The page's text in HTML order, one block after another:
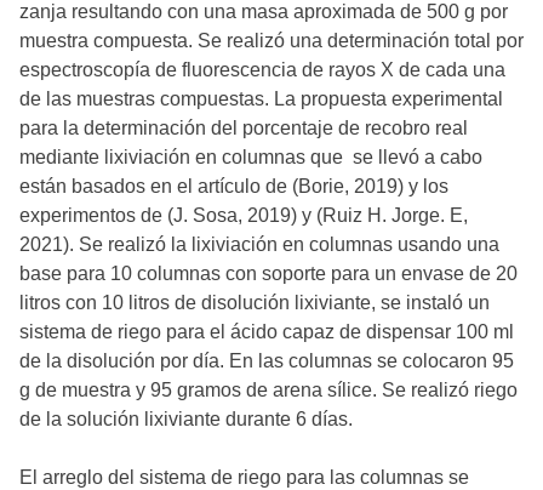
zanja resultando con una masa aproximada de 500 g por
muestra compuesta. Se realizó una determinación total por
espectroscopía de fluorescencia de rayos X de cada una
de las muestras compuestas. La propuesta experimental
para la determinación del porcentaje de recobro real
mediante lixiviación en columnas que se llevó a cabo
están basados en el artículo de (Borie, 2019) y los
experimentos de (J. Sosa, 2019) y (Ruiz H. Jorge. E,
2021). Se realizó la lixiviación en columnas usando una
base para 10 columnas con soporte para un envase de 20
litros con 10 litros de disolución lixiviante, se instaló un
sistema de riego para el ácido capaz de dispensar 100 ml
de la disolución por día. En las columnas se colocaron 95
g de muestra y 95 gramos de arena sílice. Se realizó riego
de la solución lixiviante durante 6 días.
El arreglo del sistema de riego para las columnas se